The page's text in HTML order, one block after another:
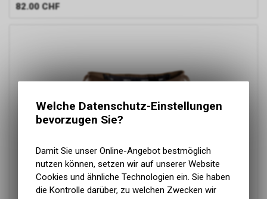
82.00 CHF
Welche Datenschutz-Einstellungen
bevorzugen Sie?
Damit Sie unser Online-Angebot bestmöglich
nutzen können, setzen wir auf unserer Website
Cookies und ähnliche Technologien ein. Sie haben
die Kontrolle darüber, zu welchen Zwecken wir